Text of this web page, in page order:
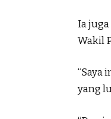
Ia
Wakil
“Saya
yang